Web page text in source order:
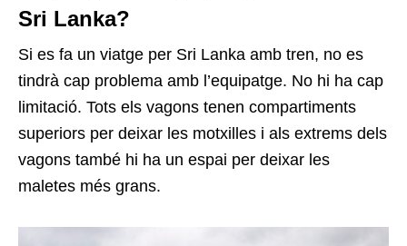
Sri Lanka?
Si es fa un viatge per Sri Lanka amb tren, no es
tindrà cap problema amb l’equipatge. No hi ha cap
limitació. Tots els vagons tenen compartiments
superiors per deixar les motxilles i als extrems dels
vagons també hi ha un espai per deixar les
maletes més grans.